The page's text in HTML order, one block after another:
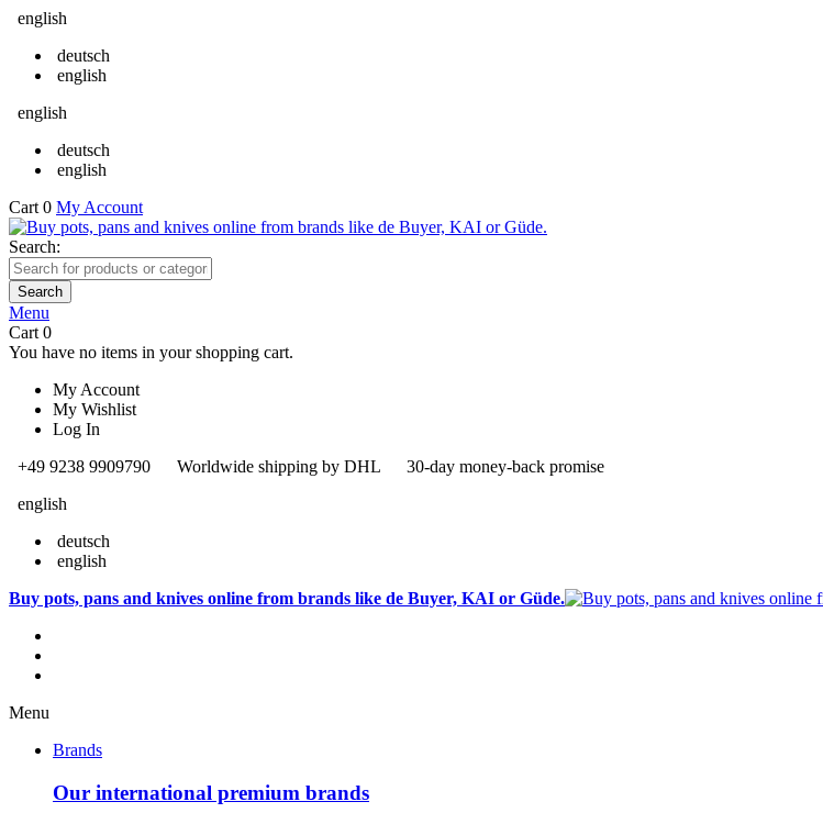
english
deutsch
english
english
deutsch
english
Cart 0 My Account
Search:
Search
Menu
Cart 0
You have no items in your shopping cart.
My Account
My Wishlist
Log In
+49 9238 9909790
Worldwide shipping by DHL
30-day money-back promise
english
deutsch
english
Buy pots, pans and knives online from brands like de Buyer, KAI or Güde.
Menu
Brands
Our international premium brands